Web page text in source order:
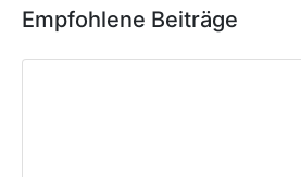
Empfohlene Beiträge